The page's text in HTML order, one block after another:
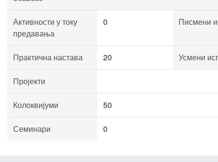
Активности у току
предавања
0 Писмени
Практична настава 20 Усмени
Пројекти
Колоквијуми 50
Семинари 0